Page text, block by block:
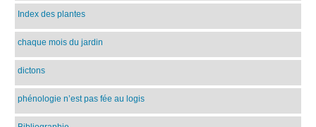
Index des plantes
chaque mois du jardin
dictons
phénologie n’est pas fée au logis